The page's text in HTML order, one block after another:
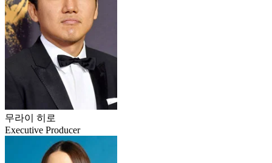
무라이 히로
Executive Producer